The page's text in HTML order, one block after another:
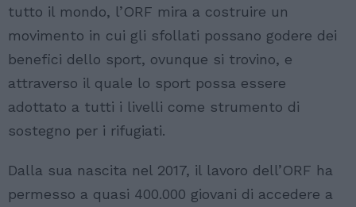
tutto il mondo, l’ORF mira a costruire un
movimento in cui gli sfollati possano godere dei
benefici dello sport, ovunque si trovino, e
attraverso il quale lo sport possa essere
adottato a tutti i livelli come strumento di
sostegno per i rifugiati.
Dalla sua nascita nel 2017, il lavoro dell’ORF ha
permesso a quasi 400.000 giovani di accedere a